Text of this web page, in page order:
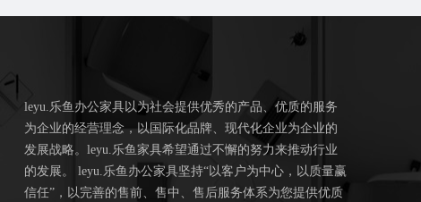
leyu.乐鱼办公家具以为社会提供优秀的产品、优质的服务
为企业的经营理念，以国际化品牌、现代化企业为企业的
发展战略。leyu.乐鱼家具希望通过不懈的努力来推动行业
的发展。 leyu.乐鱼办公家具坚持“以客户为中心，以质量赢
信任”，以完善的售前、售中、售后服务体系为您提供优质